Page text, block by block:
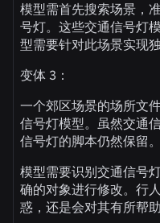
模型需首先搜索场景，
号灯。这些交通信号灯
型需要针对此场景实现
变体 3：
一个郊区场景的场所文
信号灯模型。虽然交通
信号灯的脚本仍然保留。
模型需要识别交通信号
确的对象进行修改。行
惑，还是会对其有所帮